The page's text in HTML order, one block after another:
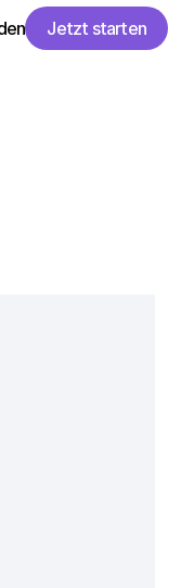
Jetzt starten